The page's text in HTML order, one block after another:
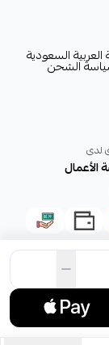
السعودية
الشحن
لدى
الأعمال